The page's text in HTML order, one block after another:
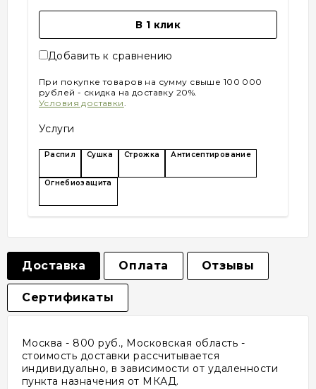
В 1 клик
Добавить к сравнению
При покупке товаров на сумму свыше 100 000
рублей - скидка на доставку 20%.
Условия доставки.
Услуги
Распил Сушка Строжка Антисептирование
Огнебиозащита
Доставка Оплата Отзывы
Сертификаты
Москва - 800 руб., Московская область -
стоимость доставки рассчитывается
индивидуально, в зависимости от удаленности
пункта назначения от МКАД.